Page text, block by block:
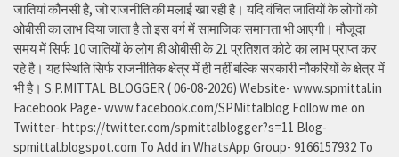
जातियां कौनसी है, जो राजनीति की मलाई खा रही है। यदि वंचित जातियों के लोगों को
ओबीसी का लाभ दिया जाता है तो इस वर्ग में सामाजिक समानता भी आएगी। मौजूदा
समय में सिर्फ 10 जातियों के लोग ही ओबीसी के 21 प्रतिशत कोटे का लाभ प्राप्त कर
रहे है। यह स्थिति सिर्फ राजनीतिक क्षेत्र में ही नहीं बल्कि सरकारी नौकरियों के क्षेत्र में
भी है। S.P.MITTAL BLOGGER ( 06-08-2026) Website- www.spmittal.in
Facebook Page- www.facebook.com/SPMittalblog Follow me on
Twitter- https://twitter.com/spmittalblogger?s=11 Blog-
spmittal.blogspot.com To Add in WhatsApp Group- 9166157932 To